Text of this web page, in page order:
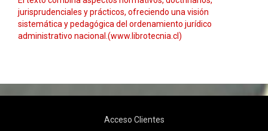
jurisprudenciales y prácticos, ofreciendo una visión
sistemática y pedagógica del ordenamiento jurídico
administrativo nacional.(www.librotecnia.cl)
Acceso Clientes